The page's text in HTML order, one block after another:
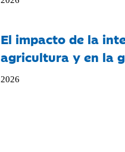
El impacto de la
agricultura y en la
2026